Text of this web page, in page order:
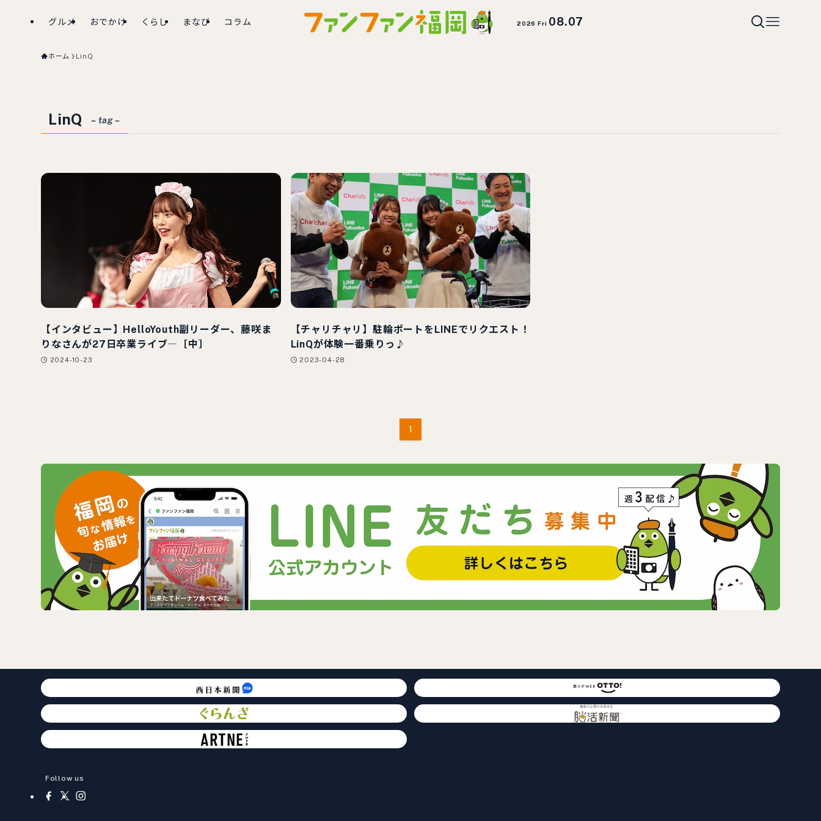
グルメ おでかけ くらし まなび コラム 2026 Fri 08.07
ホーム LinQ
LinQ – tag –
【インタビュー】HelloYouth副リーダー、藤咲ま
りなさんが27日卒業ライブ―［中］
2024-10-23
【チャリチャリ】駐輪ポートをLINEでリクエスト！
LinQが体験一番乗りっ♪
2023-04-28
1
Follow us